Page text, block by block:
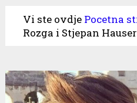
Vi ste ovdje Pocetna
Rozga i Stjepan